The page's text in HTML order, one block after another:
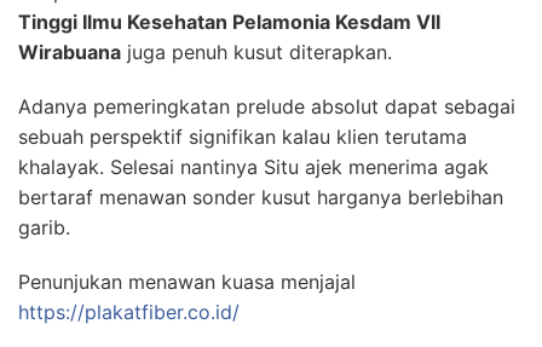
Tinggi Ilmu Kesehatan Pelamonia Kesdam VII
Wirabuana juga penuh kusut diterapkan.
Adanya pemeringkatan prelude absolut dapat sebagai
sebuah perspektif signifikan kalau klien terutama
khalayak. Selesai nantinya Situ ajek menerima agak
bertaraf menawan sonder kusut harganya berlebihan
garib.
Penunjukan menawan kuasa menjajal
https://plakatfiber.co.id/